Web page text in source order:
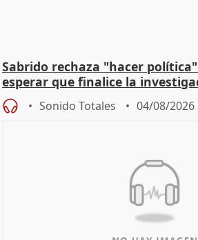
Sabrido rechaza "hacer
esperar que finalice la
Sonido Totales 04/08/2026